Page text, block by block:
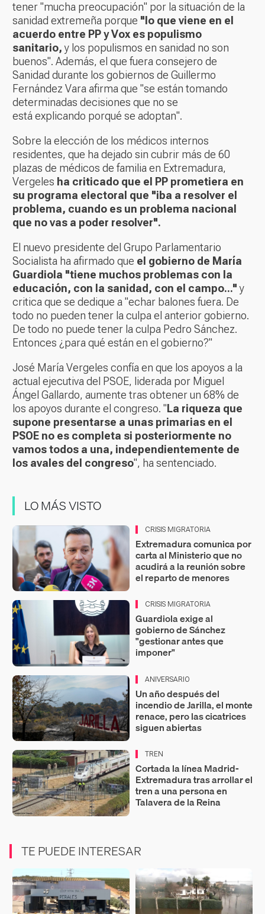
tener "mucha preocupación" por la situación de la
sanidad extremeña porque "lo que viene en el
acuerdo entre PP y Vox es populismo
sanitario,y los populismos en sanidad no son
buenos". Además, el que fuera consejero de
Sanidad durante los gobiernos de Guillermo
Fernández Vara afirma que "se están tomando
determinadas decisiones que no se
está explicando porqué se adoptan".
Sobre la elección de los médicos internos
residentes, que ha dejado sin cubrir más de 60
plazas de médicos de familia en Extremadura,
Vergeles ha criticado que el PP prometiera en
su programa electoral que "iba a resolver el
problema, cuando es un problema nacional
que no vas a poder resolver".
El nuevo presidente del Grupo Parlamentario
Socialista ha afirmado que el gobierno de María
Guardiola "tiene muchos problemas con la
educación, con la sanidad, con el campo..."y
critica que se dedique a "echar balones fuera. De
todo no pueden tener la culpa el anterior gobierno.
De todo no puede tener la culpa Pedro Sánchez.
Entonces ¿para qué están en el gobierno?"
José María Vergeles confía en que los apoyos a la
actual ejecutiva del PSOE, liderada por Miguel
Ángel Gallardo, aumente tras obtener un 68% de
los apoyos durante el congreso. "La riqueza que
supone presentarse a unas primarias en el
PSOE no es completa si posteriormente no
vamos todos a una, independientemente de
los avales del congreso", ha sentenciado.
LO MÁS VISTO
CRISIS MIGRATORIA
Extremadura comunica por
carta al Ministerio que no
acudirá a la reunión sobre
el reparto de menores
CRISIS MIGRATORIA
Guardiola exige al
gobierno de Sánchez
"gestionar antes que
imponer"
ANIVERSARIO
Un año después del
incendio de Jarilla, el monte
renace, pero las cicatrices
siguen abiertas
TREN
Cortada la línea Madrid-
Extremadura tras arrollar el
tren a una persona en
Talavera de la Reina
TE PUEDE INTERESAR